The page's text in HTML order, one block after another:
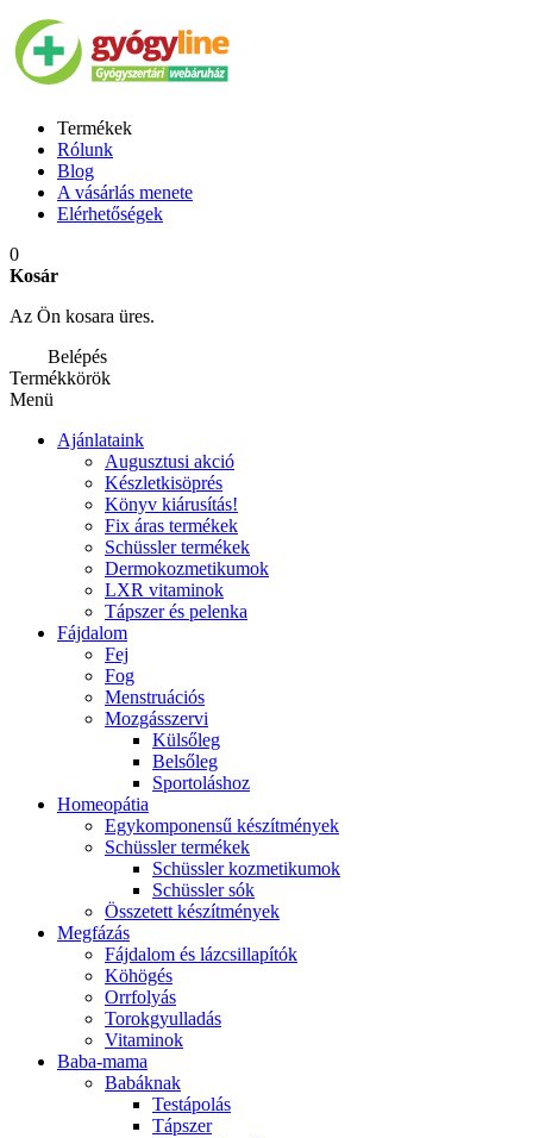
Termékek
Rólunk
Blog
A vásárlás menete
Elérhetőségek
0
Kosár
Az Ön kosara üres.
Belépés
Termékkörök
Menü
Ajánlataink
Augusztusi akció
Készletkisöprés
Könyv kiárusítás!
Fix áras termékek
Schüssler termékek
Dermokozmetikumok
LXR vitaminok
Tápszer és pelenka
Fájdalom
Fej
Fog
Menstruációs
Mozgásszervi
Külsőleg
Belsőleg
Sportoláshoz
Homeopátia
Egykomponensű készítmények
Schüssler termékek
Schüssler kozmetikumok
Schüssler sók
Összetett készítmények
Megfázás
Fájdalom és lázcsillapítók
Köhögés
Orrfolyás
Torokgyulladás
Vitaminok
Baba-mama
Babáknak
Testápolás
Tápszer